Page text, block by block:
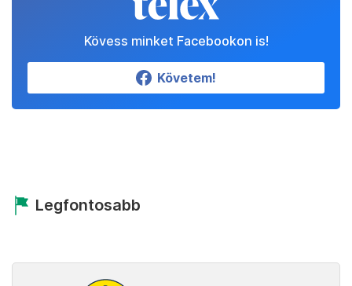
Kövess minket Facebookon is!
Követem!
Legfontosabb